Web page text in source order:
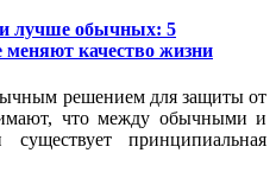
лучше обычных: 5
качество жизни
решением для защиты от
что между обычными и
принципиальная